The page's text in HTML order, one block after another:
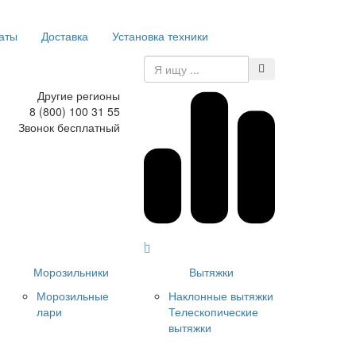
Доставка
Установка техники
Другие регионы
8 (800) 100 31 55
Звонок бесплатный
Морозильники
Морозильные
лари
Вытяжки
Наклонные вытяжки
Телескопические
вытяжки